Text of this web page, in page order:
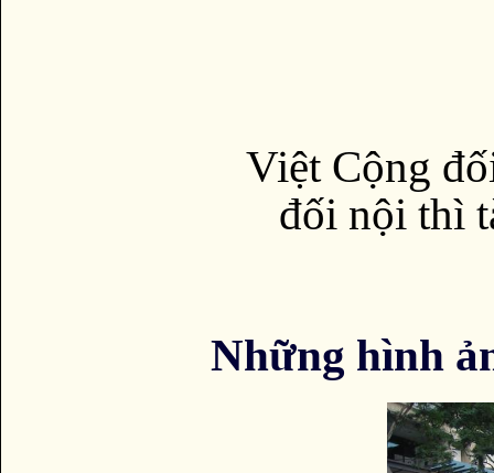
Việt Cộng
đối nội thì
Những hình